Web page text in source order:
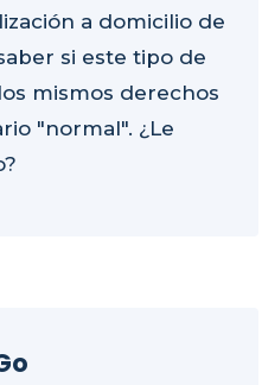
a domicilio de
si este tipo de
mismos derechos
"normal". ¿Le